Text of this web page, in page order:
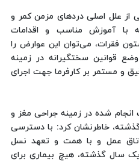
از علل اصلی دردهای مزمن کمر و
با آموزش مناسب و اقدامات
فقرات، می‌توان این عوارض را
قوانین سختگیرانه در زمینه
و مستمر بر کارفرما جهت اجرای
انجام شده در زمینه جراحی مغز و
خاطرنشان کرد: با دسترسی
عمل و با همت و تعهد نسل
سال گذشته، هیچ بیماری برای